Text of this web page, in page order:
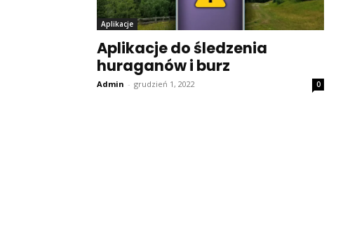
Aplikacje
Aplikacje do śledzenia
huraganów i burz
Admin - grudzień 1, 2022 0